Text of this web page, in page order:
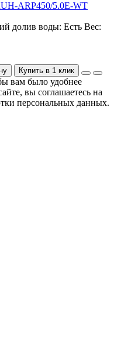
ARP450/5.0E-WT
долив воды: Есть Вес:
Купить в 1 клик
вам было удобнее
вы соглашаетесь на
персональных данных.